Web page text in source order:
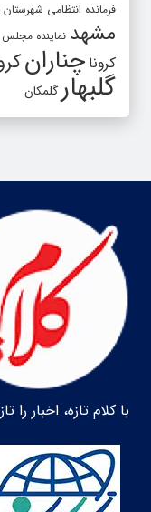
فرمانده انتظامی شهرستان
مشهد نماینده
کرونا چناران
گلبهارگلمکان
با کلام تازه، اخبار را